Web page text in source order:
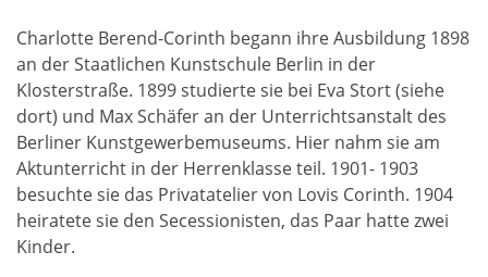
Charlotte Berend-Corinth begann ihre Ausbildung 1898
an der Staatlichen Kunstschule Berlin in der
Klosterstraße. 1899 studierte sie bei Eva Stort (siehe
dort) und Max Schäfer an der Unterrichtsanstalt des
Berliner Kunstgewerbemuseums. Hier nahm sie am
Aktunterricht in der Herrenklasse teil. 1901- 1903
besuchte sie das Privatatelier von Lovis Corinth. 1904
heiratete sie den Secessionisten, das Paar hatte zwei
Kinder.